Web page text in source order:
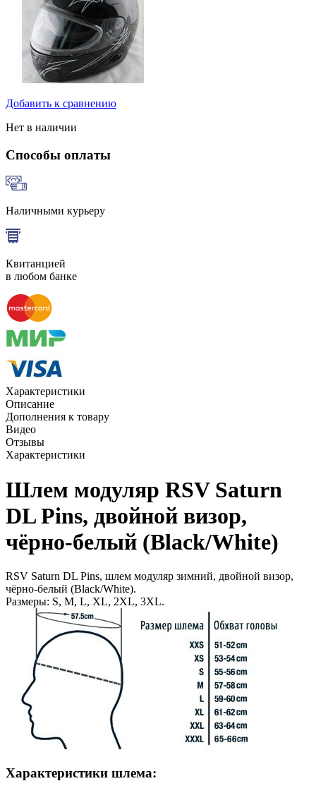
Добавить к сравнению
Нет в наличии
Способы оплаты
Наличными курьеру
Квитанцией
в любом банке
Характеристики
Описание
Дополнения к товару
Видео
Отзывы
Характеристики
Шлем модуляр RSV Saturn
DL Pins, двойной визор,
чёрно-белый (Black/White)
RSV Saturn DL Pins, шлем модуляр зимний, двойной визор,
чёрно-белый (Black/White).
Размеры: S, M, L, XL, 2XL, 3XL.
Характеристики шлема: